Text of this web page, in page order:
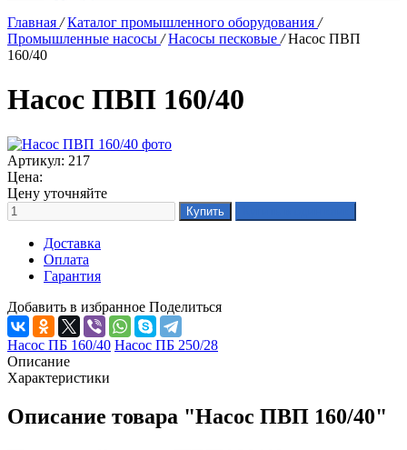
Главная / Каталог промышленного оборудования /
Промышленные насосы / Насосы песковые / Насос ПВП
160/40
Насос ПВП 160/40
Артикул: 217
Цена:
Цену уточняйте
Доставка
Оплата
Гарантия
Добавить в избранное Поделиться
Насос ПБ 160/40 Насос ПБ 250/28
Описание
Характеристики
Описание товара "Насос ПВП 160/40"